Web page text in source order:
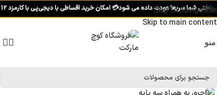
Skip to navigation
Skip to main content
شما سریعا عودت داده می شود💳 امکان خرید اقساطی با دیجی‌پی با کارمزد 12 درصد
منو
برای بزرگنمایی کلیک کنید